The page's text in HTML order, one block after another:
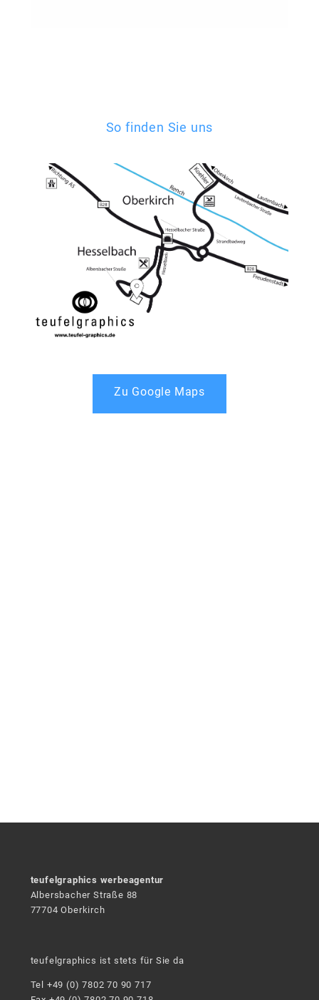
So finden Sie uns
Zu Google Maps
teufelgraphics werbeagentur
Albersbacher Straße 88
77704 Oberkirch
teufelgraphics ist stets für Sie da
Tel +49 (0) 7802 70 90 717